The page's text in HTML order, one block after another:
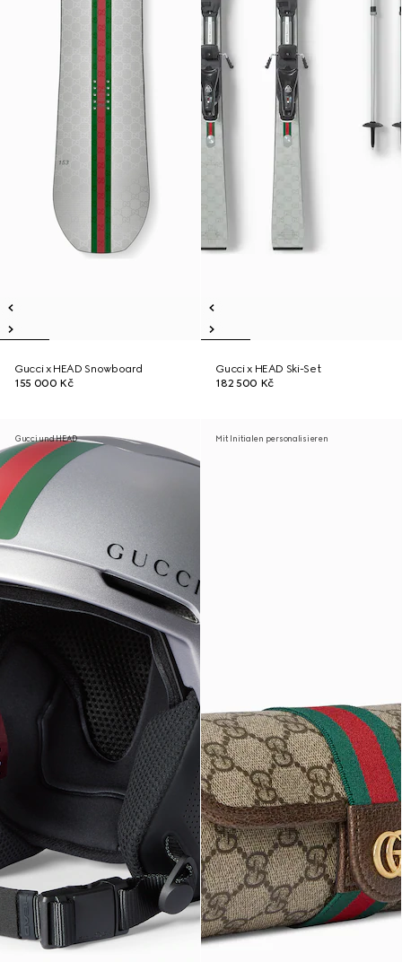
Gucci x HEAD Snowboard
155 000 Kč
Gucci x HEAD Ski-Set
182 500 Kč
Gucci und HEAD Mit Initialen personalisieren